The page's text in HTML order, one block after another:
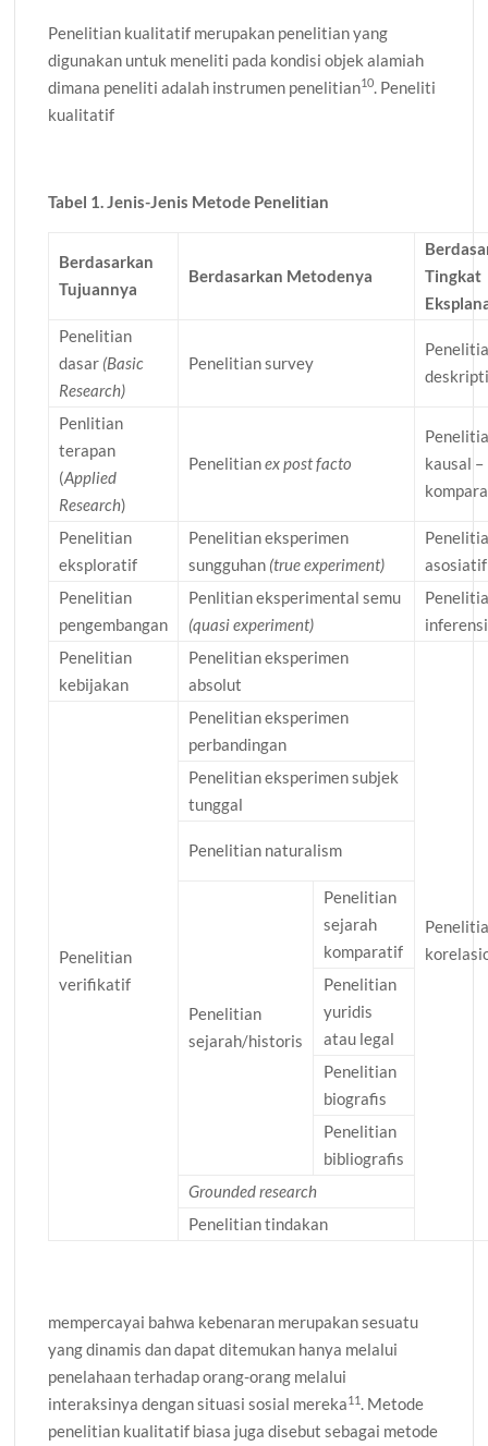
Penelitian kualitatif merupakan penelitian yang
digunakan untuk meneliti pada kondisi objek alamiah
dimana peneliti adalah instrumen penelitian10. Peneliti
kualitatif
Tabel 1. Jenis-Jenis Metode Penelitian
Berdasarkan
Tujuannya
Berdasarkan Metodenya
Tingkat
Penelitian
dasar (Basic
Research)
Penelitian survey
Penlitian
terapan
(Applied
Research)
Penelitianex post facto
kausal –
Penelitian
eksploratif
Penelitian eksperimen
sungguhan (true experiment)
asosiatif
Penelitian
pengembangan
Penlitian eksperimental semu
(quasi experiment)
Penelitian
kebijakan
Penelitian eksperimen
absolut
Penelitian
verifikatif
Penelitian eksperimen
perbandingan
Penelitian eksperimen subjek
tunggal
Penelitian naturalism
Penelitian
sejarah/historis
Penelitian
sejarah
komparatif
Penelitian
yuridis
atau legal
Penelitian
biografis
Penelitian
bibliografis
Grounded research
Penelitian tindakan
mempercayai bahwa kebenaran merupakan sesuatu
yang dinamis dan dapat ditemukan hanya melalui
penelahaan terhadap orang-orang melalui
interaksinya dengan situasi sosial mereka11. Metode
penelitian kualitatif biasa juga disebut sebagai metode